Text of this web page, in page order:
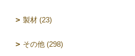
製材 (23)
その他 (298)